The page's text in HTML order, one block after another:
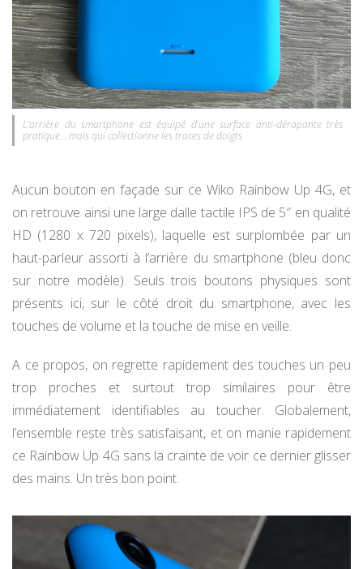
L’arrière du smartphone est équipé d’une surface anti-dérapante très
pratique… mais qui collectionne les traces de doigts
Aucun bouton en façade sur ce Wiko Rainbow Up 4G, et
on retrouve ainsi une large dalle tactile IPS de 5″ en qualité
HD (1280 x 720 pixels), laquelle est surplombée par un
haut-parleur assorti à l’arrière du smartphone (bleu donc
sur notre modèle). Seuls trois boutons physiques sont
présents ici, sur le côté droit du smartphone, avec les
touches de volume et la touche de mise en veille.
A ce propos, on regrette rapidement des touches un peu
trop proches et surtout trop similaires pour être
immédiatement identifiables au toucher. Globalement,
l’ensemble reste très satisfaisant, et on manie rapidement
ce Rainbow Up 4G sans la crainte de voir ce dernier glisser
des mains. Un très bon point.